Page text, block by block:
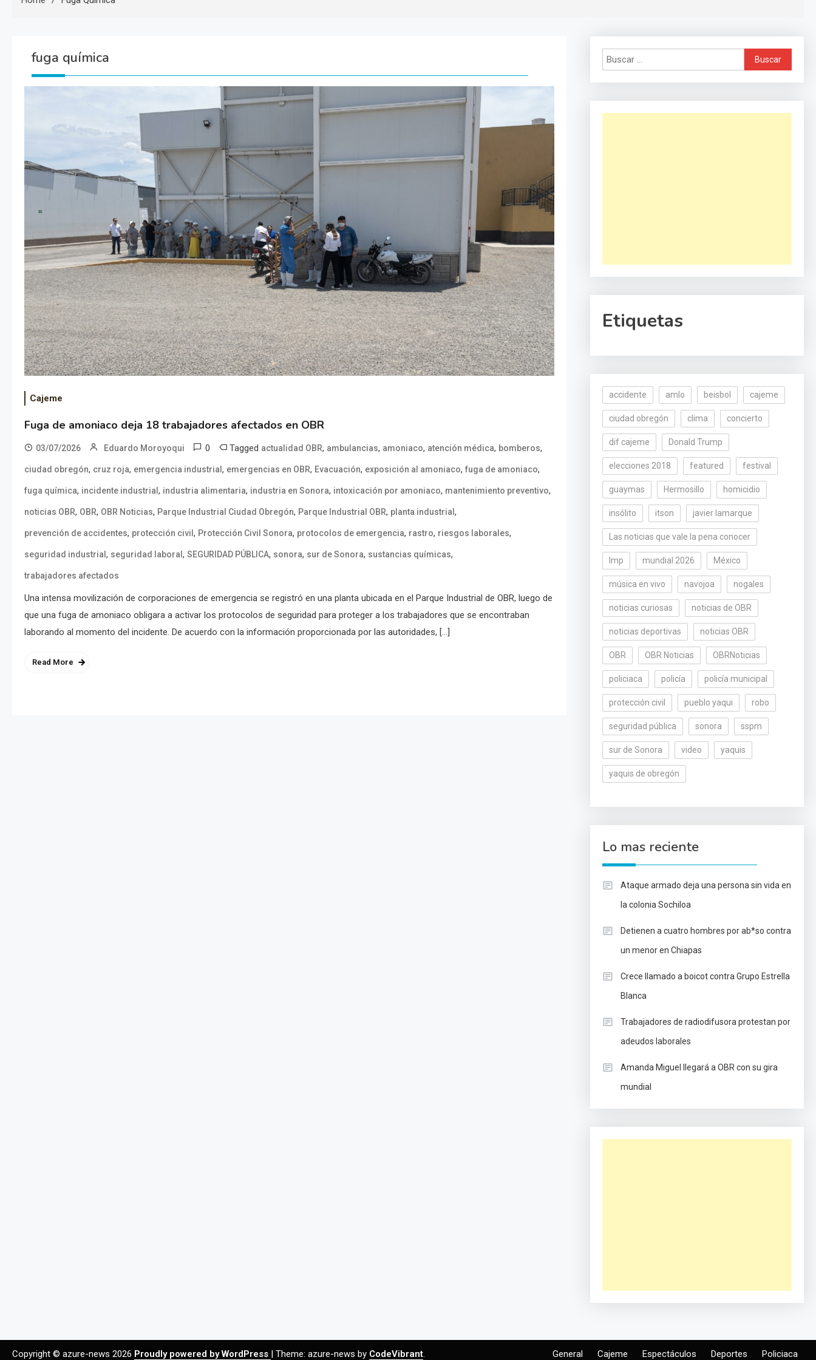
fuga química
Cajeme
Fuga de amoniaco deja 18 trabajadores afectados en OBR
03/07/2026 Eduardo Moroyoqui 0 Tagged actualidad OBR, ambulancias, amoniaco, atención médica, bomberos,
ciudad obregón, cruz roja, emergencia industrial , emergencias en OBR, Evacuación, exposición al amoniaco, fuga de amoniaco,
fuga química, incidente industrial , industria alimentaria, industria en Sonora, intoxicación por amoniaco, mantenimiento preventivo,
noticias OBR, OBR, OBR Noticias, Parque Industrial Ciudad Obregón, Parque Industrial OBR, planta industrial ,
prevención de accidentes, protección civil , Protección Civil Sonora, protocolos de emergencia, rastro, riesgos laborales,
seguridad industrial , seguridad laboral , SEGURIDAD PÚBLICA, sonora, sur de Sonora, sustancias químicas,
trabajadores afectados
Una intensa movilización de corporaciones de emergencia se registró en una planta ubicada en el Parque Industrial de OBR, luego de
que una fuga de amoniaco obligara a activar los protocolos de seguridad para proteger a los trabajadores que se encontraban
laborando al momento del incidente. De acuerdo con la información proporcionada por las autoridades, […]
Read More
Buscar:
Etiquetas
accidente amlo beisbol cajeme
ciudad obregón clima concierto
dif cajeme Donald Trump
elecciones 2018 featured festival
guaymas Hermosillo homicidio
insólito itson javier lamarque
Las noticias que vale la pena conocer
lmp mundial 2026 México
música en vivo navojoa nogales
noticias curiosas noticias de OBR
noticias deportivas noticias OBR
OBR OBR Noticias OBRNoticias
policiaca policía policía municipal
protección civil pueblo yaqui robo
seguridad pública sonora sspm
sur de Sonora video yaquis
yaquis de obregón
Lo mas reciente
Ataque armado deja una persona sin vida en
la colonia Sochiloa
Detienen a cuatro hombres por ab*so contra
un menor en Chiapas
Crece llamado a boicot contra Grupo Estrella
Blanca
Trabajadores de radiodifusora protestan por
adeudos laborales
Amanda Miguel llegará a OBR con su gira
mundial
Copyright © azure-news 2026 Proudly powered by WordPress | Theme: azure-news by CodeVibrant. General Cajeme Espectáculos Deportes Policiaca